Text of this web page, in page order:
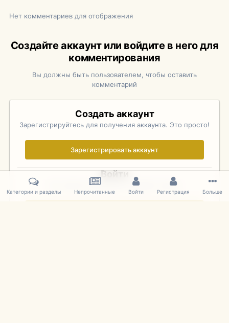
Нет комментариев для отображения
Создайте аккаунт или войдите в него для
комментирования
Вы должны быть пользователем, чтобы оставить
комментарий
Создать аккаунт
Зарегистрируйтесь для получения аккаунта. Это просто!
Зарегистрировать аккаунт
Войти
Уже зарегистрированы? Войдите здесь.
Категории и разделы Непрочитанные Войти Регистрация Больше